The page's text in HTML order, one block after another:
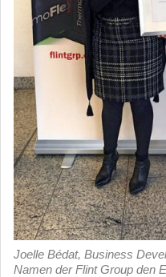
Joelle Bédat, Business
Namen der Flint Group den